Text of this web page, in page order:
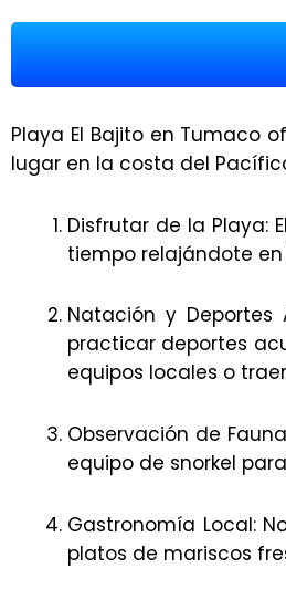
Playa El Bajito en Tumaco
lugar en la costa del
Disfrutar de la Playa:
tiempo relajándote
Natación y
practicar deportes
equipos locales o
Observación de
equipo de snorkel
Gastronomía Local:
platos de mariscos